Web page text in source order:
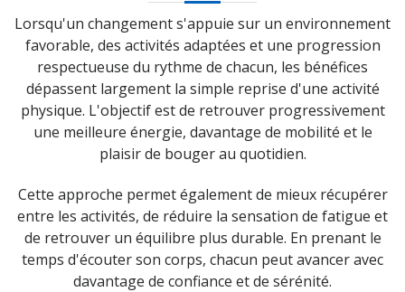
Lorsqu'un changement s'appuie sur un environnement
favorable, des activités adaptées et une progression
respectueuse du rythme de chacun, les bénéfices
dépassent largement la simple reprise d'une activité
physique. L'objectif est de retrouver progressivement
une meilleure énergie, davantage de mobilité et le
plaisir de bouger au quotidien.
Cette approche permet également de mieux récupérer
entre les activités, de réduire la sensation de fatigue et
de retrouver un équilibre plus durable. En prenant le
temps d'écouter son corps, chacun peut avancer avec
davantage de confiance et de sérénité.